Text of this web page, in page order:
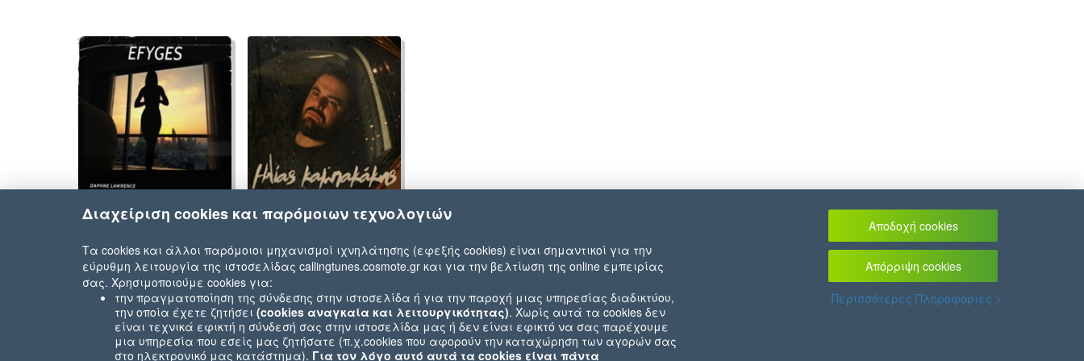
Nikos Choritos Kostas Savvidis
Διαχείριση cookies και παρόμοιων τεχνολογιών
Τα cookies και άλλοι παρόμοιοι μηχανισμοί ιχνηλάτησης (εφεξής cookies) είναι σημαντικοί για την
εύρυθμη λειτουργία της ιστοσελίδας callingtunes.cosmote.gr και για την βελτίωση της online εμπειρίας
σας. Χρησιμοποιούμε cookies για:
την πραγματοποίηση της σύνδεσης στην ιστοσελίδα ή για την παροχή μιας υπηρεσίας διαδικτύου,
την οποία έχετε ζητήσει (cookies αναγκαία και λειτουργικότητας). Χωρίς αυτά τα cookies δεν
είναι τεχνικά εφικτή η σύνδεσή σας στην ιστοσελίδα μας ή δεν είναι εφικτό να σας παρέχουμε
μια υπηρεσία που εσείς μας ζητήσατε (π.χ.cookies που αφορούν την καταχώρηση των αγορών σας
στο ηλεκτρονικό μας κατάστημα). Για τον λόγο αυτό αυτά τα cookies είναι πάντα
Αποδοχή cookies
Απόρριψη cookies
Περισσότερες Πληροφορίες >